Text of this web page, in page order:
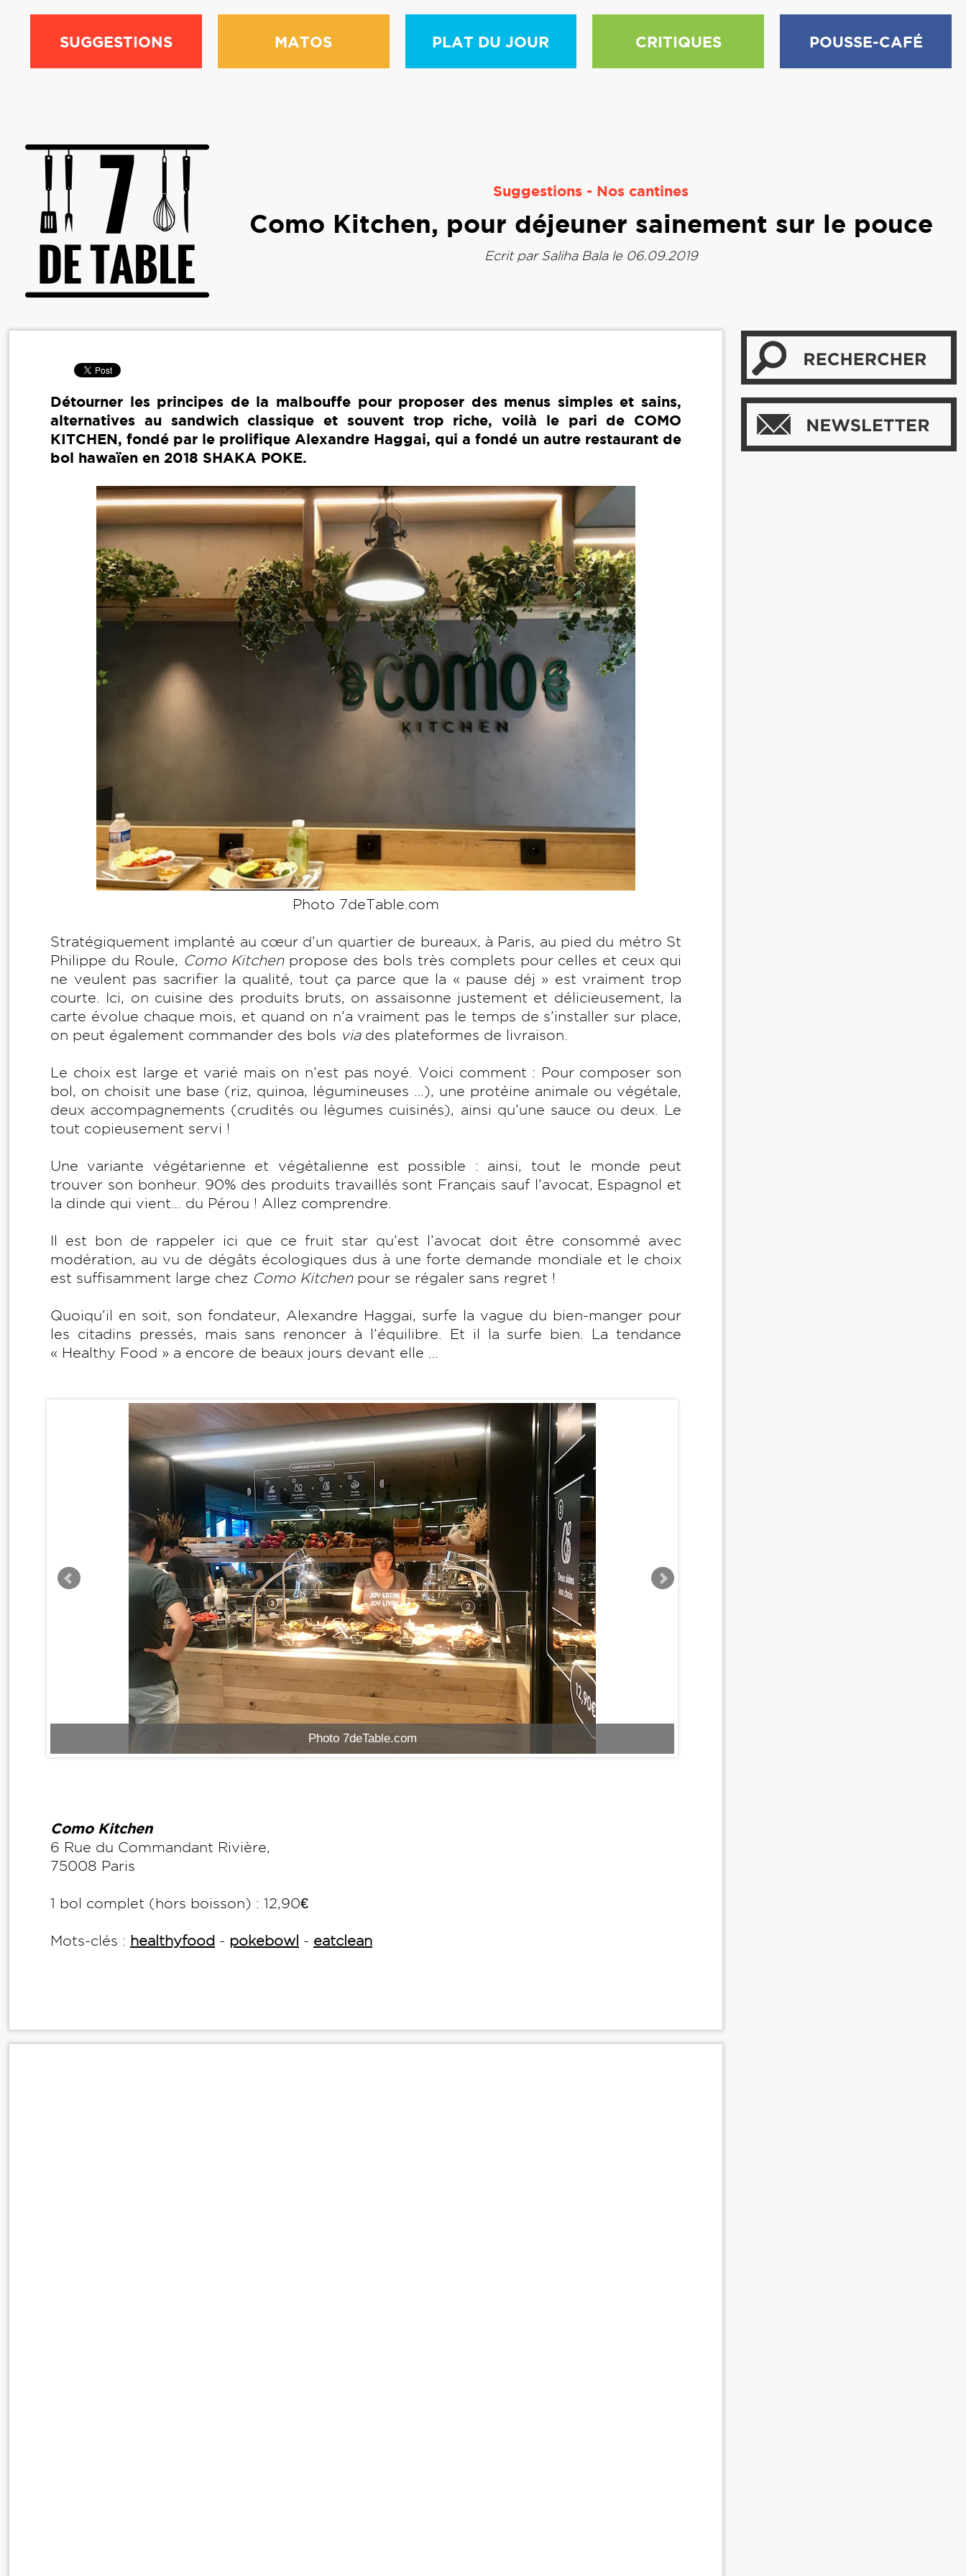
SUGGESTIONS MATOS PLAT DU JOUR CRITIQUES POUSSE-CAFÉ
Suggestions - Nos cantines
Como Kitchen, pour déjeuner sainement sur le pouce
Ecrit par Saliha Balale 06.09.2019
Détourner les principes de la malbouffe pour proposer des menus simples et sains,
alternatives au sandwich classique et souvent trop riche, voilà le pari de COMO
KITCHEN, fondé par le prolifique Alexandre Haggai, qui a fondé un autre restaurant de
bol hawaïen en 2018 SHAKA POKE.
Photo 7deTable.com
Stratégiquement implanté au cœur d’un quartier de bureaux, à Paris, au pied du métro St
Philippe du Roule, Como Kitchen propose des bols très complets pour celles et ceux qui
ne veulent pas sacrifier la qualité, tout ça parce que la « pause déj » est vraiment trop
courte. Ici, on cuisine des produits bruts, on assaisonne justement et délicieusement, la
carte évolue chaque mois, et quand on n’a vraiment pas le temps de s’installer sur place,
on peut également commander des bols via des plateformes de livraison.
Le choix est large et varié mais on n’est pas noyé. Voici comment : Pour composer son
bol, on choisit une base (riz, quinoa, légumineuses …), une protéine animale ou végétale,
deux accompagnements (crudités ou légumes cuisinés), ainsi qu’une sauce ou deux. Le
tout copieusement servi !
Une variante végétarienne et végétalienne est possible : ainsi, tout le monde peut
trouver son bonheur. 90% des produits travaillés sont Français sauf l’avocat, Espagnol et
la dinde qui vient… du Pérou ! Allez comprendre.
Il est bon de rappeler ici que ce fruit star qu’est l’avocat doit être consommé avec
modération, au vu de dégâts écologiques dus à une forte demande mondiale et le choix
est suffisamment large chez Como Kitchenpour se régaler sans regret !
Quoiqu’il en soit, son fondateur, Alexandre Haggai, surfe la vague du bien-manger pour
les citadins pressés, mais sans renoncer à l’équilibre. Et il la surfe bien. La tendance
« Healthy Food » a encore de beaux jours devant elle …
​​​​​​​Photo 7deTable.com
Como Kitchen
6 Rue du Commandant Rivière,
75008 Paris
1 bol complet (hors boisson) : 12,90€
Mots-clés : healthyfood - pokebowl - eatclean